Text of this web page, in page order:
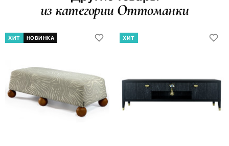
из категории Оттоманки
ХИТ НОВИНКА ХИТ